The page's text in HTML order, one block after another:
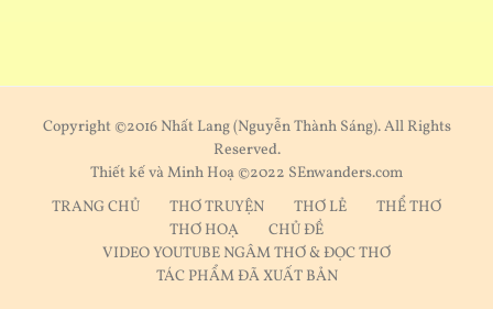
Copyright ©2016 Nhất Lang (Nguyễn Thành Sáng). All Rights
Reserved.
Thiết kế và Minh Hoạ ©2022 SEnwanders.com
TRANG CHỦ
THƠ TRUYỆN THƠ LẺ
THỂ THƠ
THƠ HOẠ
CHỦ ĐỀ
VIDEO YOUTUBE NGÂM THƠ & ĐỌC THƠ
TÁC PHẨM ĐÃ XUẤT BẢN